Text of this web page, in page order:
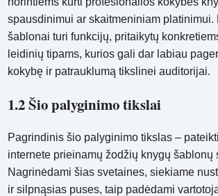
spausdinimui ar skaitmeniniam platinimui.
šablonai turi funkcijų, pritaikytų
leidinių tipams, kurios gali dar labiau
kokybę ir patrauklumą tikslinei auditorijai.
1.2 Šio palyginimo tikslai
Pagrindinis šio palyginimo tikslas –
internete prieinamų žodžių knygų šablonų
Nagrinėdami šias svetaines, siekiame
ir silpnąsias puses, taip padėdami